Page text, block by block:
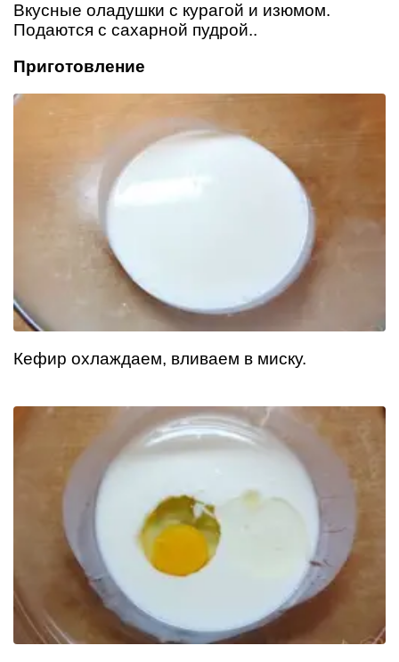
Вкусные оладушки с курагой и изюмом.
Подаются с сахарной пудрой..
Приготовление
Кефир охлаждаем, вливаем в миску.